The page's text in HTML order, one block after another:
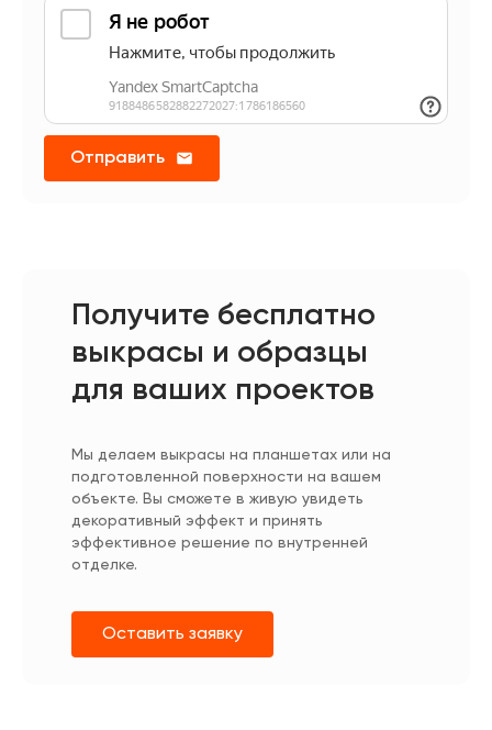
Отправить
Получите бесплатно
выкрасы и образцы
для ваших проектов
Мы делаем выкрасы на планшетах или на
подготовленной поверхности на вашем
объекте. Вы сможете в живую увидеть
декоративный эффект и принять
эффективное решение по внутренней
отделке.
Оставить заявку